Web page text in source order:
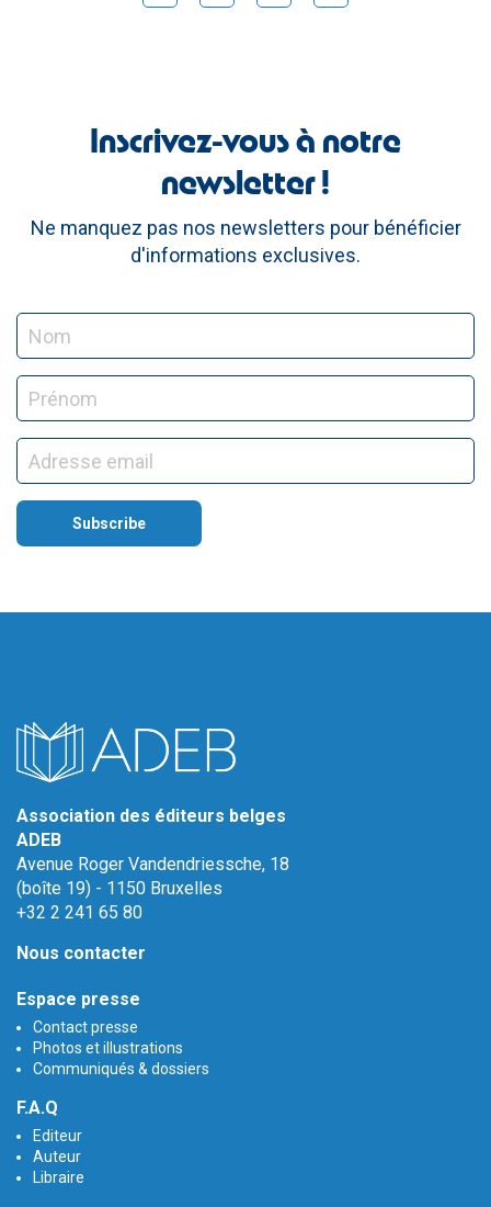
Inscrivez-vous à notre
newsletter !
Ne manquez pas nos newsletters pour bénéficier
d'informations exclusives.
Association des éditeurs belges
ADEB
Avenue Roger Vandendriessche, 18
(boîte 19) - 1150 Bruxelles
+32 2 241 65 80
Nous contacter
Espace presse
Contact presse
Photos et illustrations
Communiqués & dossiers
F.A.Q
Editeur
Auteur
Libraire